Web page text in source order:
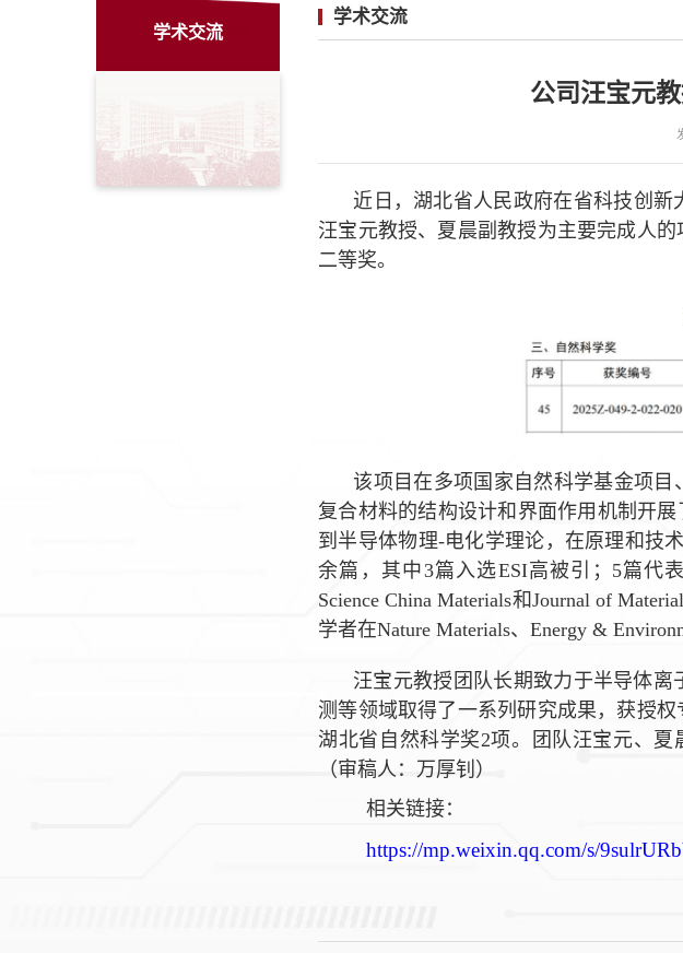
学术交流
学术交流
公司汪宝元
近日，湖北省人民政府在省科技创新
汪宝元教授、夏晨副教授为主要完成人
二等奖。
该项目在多项国家自然科学基金项
复合材料的结构设计和界面作用机制开
到半导体物理-电化学理论，在原理和技
余篇，其中3篇入选ESI高被引；5篇代
Science China Materials和Journal of
学者在Nature Materials、Energy &
汪宝元教授团队长期致力于半导体
测等领域取得了一系列研究成果，获授
湖北省自然科学奖2项。团队汪宝元、
（审稿人：万厚钊）
相关链接：
https://mp.weixin.qq.com/s/